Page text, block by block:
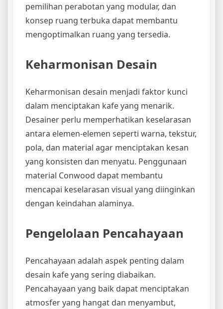
pemilihan perabotan yang modular, dan
konsep ruang terbuka dapat membantu
mengoptimalkan ruang yang tersedia.
Keharmonisan Desain
Keharmonisan desain menjadi faktor kunci
dalam menciptakan kafe yang menarik.
Desainer perlu memperhatikan keselarasan
antara elemen-elemen seperti warna, tekstur,
pola, dan material agar menciptakan kesan
yang konsisten dan menyatu. Penggunaan
material Conwood dapat membantu
mencapai keselarasan visual yang diinginkan
dengan keindahan alaminya.
Pengelolaan Pencahayaan
Pencahayaan adalah aspek penting dalam
desain kafe yang sering diabaikan.
Pencahayaan yang baik dapat menciptakan
atmosfer yang hangat dan menyambut,